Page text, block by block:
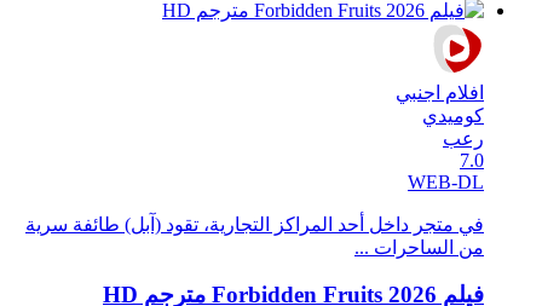
افلام اجنبي
كوميدي
رعب
7.0
WEB-DL
في متجر داخل أحد المراكز التجارية، تقود (آبل) طائفة سرية
من الساحرات ...
فيلم Forbidden Fruits 2026 مترجم HD